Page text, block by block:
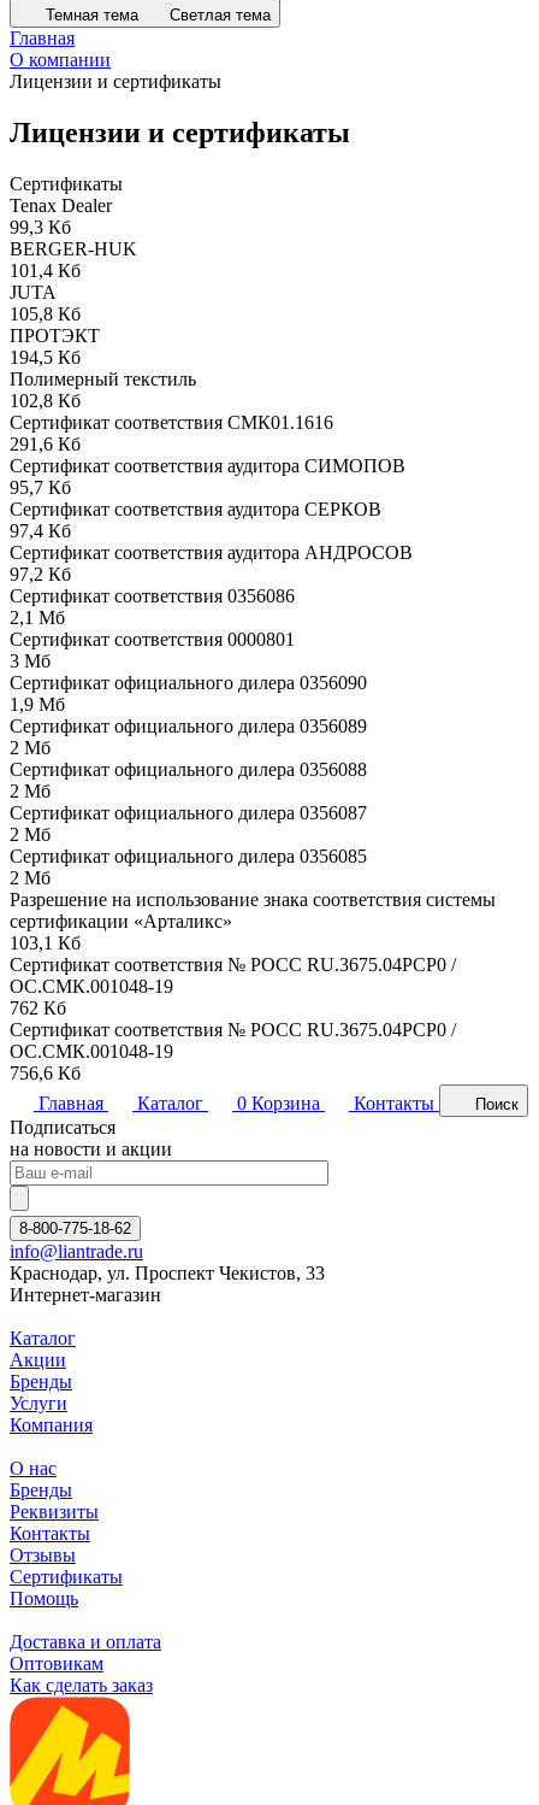
Темная тема Светлая тема
Главная
О компании
Лицензии и сертификаты
Лицензии и сертификаты
Сертификаты
Tenax Dealer
99,3 Кб
BERGER-HUK
101,4 Кб
JUTA
105,8 Кб
ПРОТЭКТ
194,5 Кб
Полимерный текстиль
102,8 Кб
Сертификат соответствия СМК01.1616
291,6 Кб
Сертификат соответствия аудитора СИМОПОВ
95,7 Кб
Сертификат соответствия аудитора СЕРКОВ
97,4 Кб
Сертификат соответствия аудитора АНДРОСОВ
97,2 Кб
Сертификат соответствия 0356086
2,1 Мб
Сертификат соответствия 0000801
3 Мб
Сертификат официального дилера 0356090
1,9 Мб
Сертификат официального дилера 0356089
2 Мб
Сертификат официального дилера 0356088
2 Мб
Сертификат официального дилера 0356087
2 Мб
Сертификат официального дилера 0356085
2 Мб
Разрешение на использование знака соответствия системы
сертификации «Арталикс»
103,1 Кб
Сертификат соответствия № РОСС RU.3675.04PCP0 /
ОС.СМК.001048-19
762 Кб
Сертификат соответствия № РОСС RU.3675.04PCP0 /
ОС.СМК.001048-19
756,6 Кб
Главная
Каталог 0 Корзина Контакты Поиск
Подписаться
на новости и акции
8-800-775-18-62
info@liantrade.ru
Краснодар, ул. Проспект Чекистов, 33
Интернет-магазин
Каталог
Акции
Бренды
Услуги
Компания
О нас
Бренды
Реквизиты
Контакты
Отзывы
Сертификаты
Помощь
Доставка и оплата
Оптовикам
Как сделать заказ